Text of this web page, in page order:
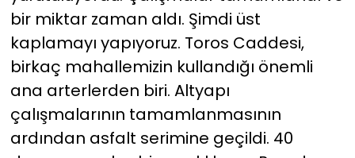
bir miktar zaman aldı. Şimdi üst
kaplamayı yapıyoruz. Toros Caddesi,
birkaç mahallemizin kullandığı önemli
ana arterlerden biri. Altyapı
çalışmalarının tamamlanmasının
ardından asfalt serimine geçildi. 40